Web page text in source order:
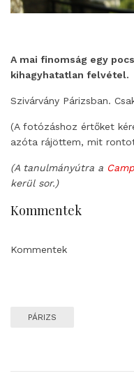
A mai finomság egy
kihagyhatatlan felvétel.
Szivárvány Párizsban.
(A fotózáshoz értőket
azóta rájöttem, mit
(A tanulmányútra a
kerül sor.)
Kommentek
Kommentek
PÁRIZS